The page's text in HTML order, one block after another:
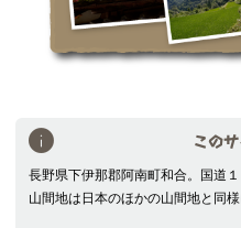
この
長野県下伊那郡阿南町和合。国道
山間地は日本のほかの山間地と同